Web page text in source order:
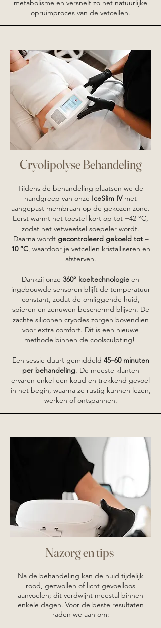
metabolisme en versnelt zo het natuurlijke
opruimproces van de vetcellen.
Cryolipolyse Behandeling
Tijdens de behandeling plaatsen we de
handgreep van onze IceSlim IV met
aangepast membraan op de gekozen zone.
Eerst warmt het toestel kort op tot +42 °C,
zodat het vetweefsel soepeler wordt.
Daarna wordt gecontroleerd gekoeld tot –
10 °C, waardoor je vetcellen kristalliseren en
afsterven.
Dankzij onze 360° koeltechnologie en
ingebouwde sensoren blijft de temperatuur
constant, zodat de omliggende huid,
spieren en zenuwen beschermd blijven. De
zachte siliconen cryodes zorgen bovendien
voor extra comfort. Dit is een nieuwe
methode binnen de coolsculpting!
Een sessie duurt gemiddeld 45–60 minuten
per behandeling. De meeste klanten
ervaren enkel een koud en trekkend gevoel
in het begin, waarna ze rustig kunnen lezen,
werken of ontspannen.
Nazorg en tips
Na de behandeling kan de huid tijdelijk
rood, gezwollen of licht gevoelloos
aanvoelen; dit verdwijnt meestal binnen
enkele dagen. Voor de beste resultaten
raden we aan om: